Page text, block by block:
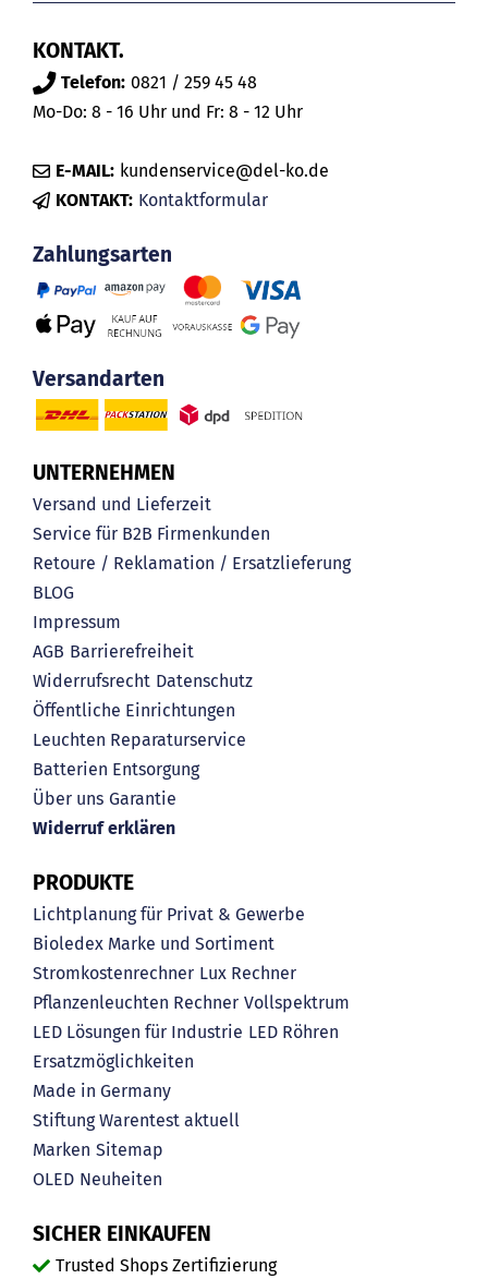
KONTAKT.
Telefon: 0821 / 259 45 48
Mo-Do: 8 - 16 Uhr und Fr: 8 - 12 Uhr
E-MAIL: kundenservice@del-ko.de
KONTAKT: Kontaktformular
Zahlungsarten
Versandarten
UNTERNEHMEN
Versand und Lieferzeit
Service für B2B Firmenkunden
Retoure / Reklamation / Ersatzlieferung
BLOG
Impressum
AGB Barrierefreiheit
Widerrufsrecht Datenschutz
Öffentliche Einrichtungen
Leuchten Reparaturservice
Batterien Entsorgung
Über uns Garantie
Widerruf erklären
PRODUKTE
Lichtplanung für Privat & Gewerbe
Bioledex Marke und Sortiment
Stromkostenrechner Lux Rechner
Pflanzenleuchten Rechner Vollspektrum
LED Lösungen für Industrie LED Röhren
Ersatzmöglichkeiten
Made in Germany
Stiftung Warentest aktuell
Marken Sitemap
OLED Neuheiten
SICHER EINKAUFEN
Trusted Shops Zertifizierung